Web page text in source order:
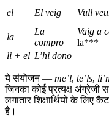
el El veig Vull
la
La
compro
Vaig a
la***
li + el L’hi dono —
ये संयोजन — me’l, te’ls,
जिनका कोई प्रत्यक्ष अंग्रेजी
लगातार शिक्षार्थियों के लिए
है।